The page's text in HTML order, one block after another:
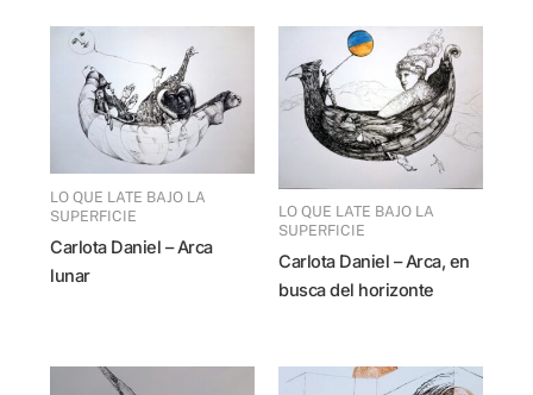
LO QUE LATE BAJO LA
SUPERFICIE
Carlota Daniel – Arca
lunar
LO QUE LATE BAJO LA
SUPERFICIE
Carlota Daniel – Arca, en
busca del horizonte